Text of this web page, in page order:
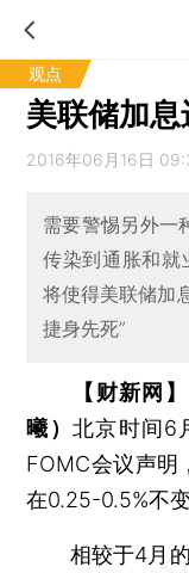
观点
美联储加
2016年06月16日
需要警惕另外一
传染到通胀和就
将使得美联储加
捷身先死”
【财新网
曦） 北京时间6
FOMC会议声明
在0.25-0.5%不
相较于4月的